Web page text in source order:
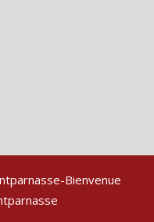
Bienvenue